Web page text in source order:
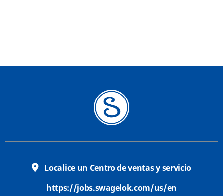
Localice un Centro de ventas y servicio
https://jobs.swagelok.com/us/en